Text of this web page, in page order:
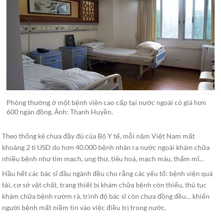
Phòng thường ở một bệnh viện cao cấp tại nước ngoài có giá hơn
600 ngàn đồng. Ảnh: Thanh Huyền.
Theo thống kê chưa đầy đủ của Bộ Y tế, mỗi năm Việt Nam mất
khoảng 2 tỉ USD do hơn 40.000 bệnh nhân ra nước ngoài khám chữa
nhiều bệnh như tim mạch, ung thư, tiêu hoá, mạch máu, thẩm mĩ…
Hầu hết các bác sĩ đầu ngành đều cho rằng các yếu tố: bệnh viện quá
tải, cơ sở vật chất, trang thiết bị khám chữa bệnh còn thiếu, thủ tục
khám chữa bệnh rườm rà, trình độ bác sĩ còn chưa đồng đều… khiến
người bệnh mất niềm tin vào việc điều trị trong nước.